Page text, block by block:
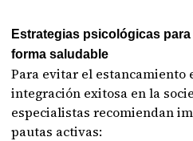
Estrategias psicológicas
forma saludable
Para evitar el estancamiento
integración exitosa en la
especialistas recomiendan
pautas activas: